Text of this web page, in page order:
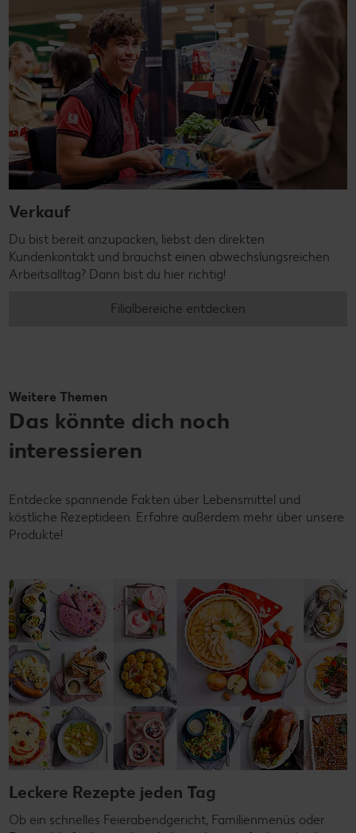
Verkauf
Du bist bereit anzupacken, liebst den direkten
Kundenkontakt und brauchst einen abwechslungsreichen
Arbeitsalltag? Dann bist du hier richtig!
Filialbereiche entdecken
Weitere Themen
Das könnte dich noch
interessieren
Entdecke spannende Fakten über Lebensmittel und
köstliche Rezeptideen. Erfahre außerdem mehr über unsere
Produkte!
Leckere Rezepte jeden Tag
Ob ein schnelles Feierabendgericht, Familienmenüs oder